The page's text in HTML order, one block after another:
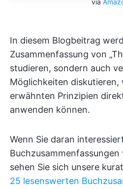
via
In diesem Blogbeitrag
Zusammenfassung von
studieren, sondern auch
Möglichkeiten diskutieren,
erwähnten Prinzipien
anwenden können.
Wenn Sie daran
Buchzusammenfassungen
sehen Sie sich unsere
25 lesenswerten